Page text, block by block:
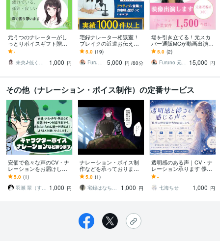
元うつのナレーターがし
っとりボイスギフト贈り
ます テレワーク・リモー
トワーク/新生活/生活の変
化/目覚まし時計
-
未央♪低く落ち着いた声の女性ナレーター
1,000 円
宅録ナレーター相談室！
ブレイクの近道お伝えし
ます もっとアクティブに
行動してお客様と繋がっ
ていきたい方！
5.0 (19)
Furuno 元通販番組MC
5,000 円 /60分
場を引き立てる！元スカ
パー通販MCが動画出演し
ます Youtube広告、tiktok
広告、商品紹介、司会な
ど！
5.0 (2)
Furuno 元通販番組MC 15,000 円
その他（ナレーション・ボイス制作）の定番サービス
安価で色々な声のCV・ナ
レーションをお届けしま
す ナレーション/お姉さん
声/少年/少女/英語など対応
可能です
5.0 (1)
羽瀬 翠（すーと） 1,000 円
ナレーション・ボイス制
作などを承っております
インパクトのある声を得
意としています。
5.0 (1)
宅録はなちゃん
1,000 円
透明感のある声｜CV・ナ
レーション承ります 儚く
優しい世界観を丁寧に演
じます。
-
七海ちせ
1,000 円